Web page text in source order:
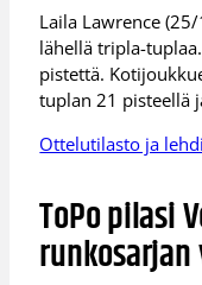
Laila Lawrence
lähellä tripla-
pistettä.
tuplan 21 pisteellä
Ottelutilasto ja
ToPo pilasi